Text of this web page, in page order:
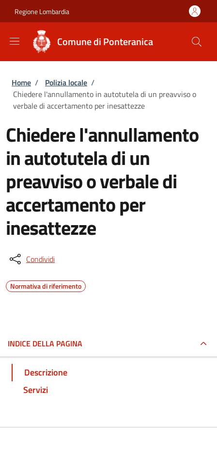
Regione Lombardia
Comune di Ponteranica
Briciole di pane
Home / Polizia locale /
Chiedere l'annullamento in autotutela di un preavviso o
verbale di accertamento per inesattezze
Chiedere l'annullamento
in autotutela di un
preavviso o verbale di
accertamento per
inesattezze
Condividi
Normativa di riferimento
INDICE DELLA PAGINA
Descrizione
Servizi